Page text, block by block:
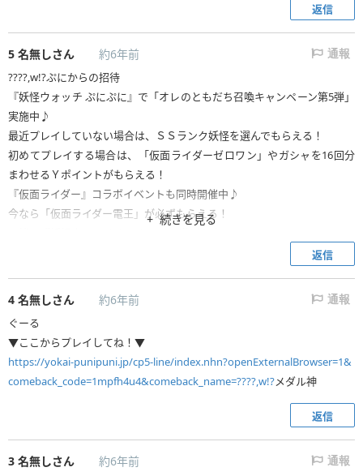
返信
5 名無しさん 約6年前 通報
????,w!?ぷにからの招待
『妖怪ウォッチ ぷにぷに』で「オレのともだち召喚キャンペーン第5弾」
実施中♪
最近プレイしていない場合は、ＳＳランク妖怪を選んでもらえる！
初めてプレイする場合は、「仮面ライダーゼロワン」やガシャを16回分
まわせるＹポイントがもらえる！
『仮面ライダー』コラボイベントも同時開催中♪
今なら「仮面ライダー電王」が必ずもらえる！
comeback_code=1mpfh4u4&comeback_name=????,w!?
トが届きます。2020年7月16日まで有効です。。
続きを見る
返信
4 名無しさん 約6年前 通報
ぐーる
https://yokai-punipuni.jp/cp5-line/index.nhn?openExternalBrowser=1&
comeback_code=1mpfh4u4&comeback_name=????,w!?メダル神
返信
3 名無しさん 約6年前 通報